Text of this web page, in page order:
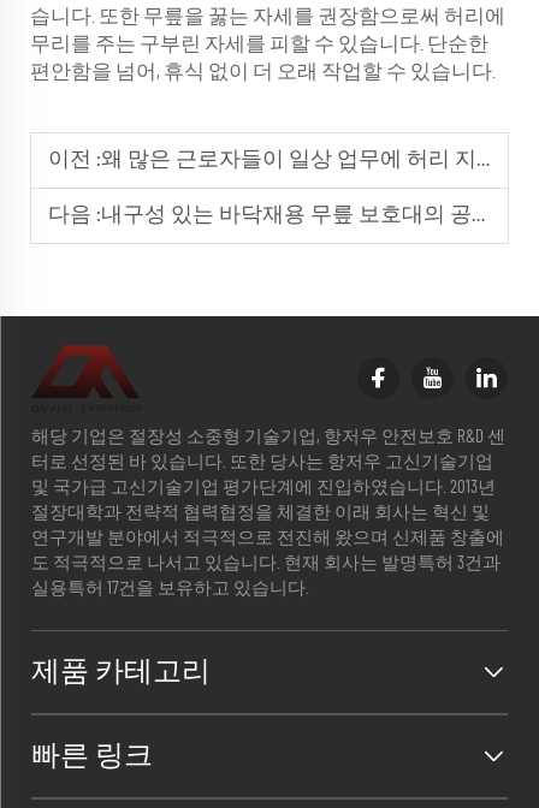
습니다. 또한 무릎을 꿇는 자세를 권장함으로써 허리에
무리를 주는 구부린 자세를 피할 수 있습니다. 단순한
편안함을 넘어, 휴식 없이 더 오래 작업할 수 있습니다.
이전 :왜 많은 근로자들이 일상 업무에 허리 지지 벨트를 의존하는가
다음 :내구성 있는 바닥재용 무릎 보호대의 공학적 설계
해당 기업은 절장성 소중형 기술기업, 항저우 안전보호 R&D 센
터로 선정된 바 있습니다. 또한 당사는 항저우 고신기술기업
및 국가급 고신기술기업 평가단계에 진입하였습니다. 2013년
절장대학과 전략적 협력협정을 체결한 이래 회사는 혁신 및
연구개발 분야에서 적극적으로 전진해 왔으며 신제품 창출에
도 적극적으로 나서고 있습니다. 현재 회사는 발명특허 3건과
실용특허 17건을 보유하고 있습니다.
제품 카테고리
빠른 링크